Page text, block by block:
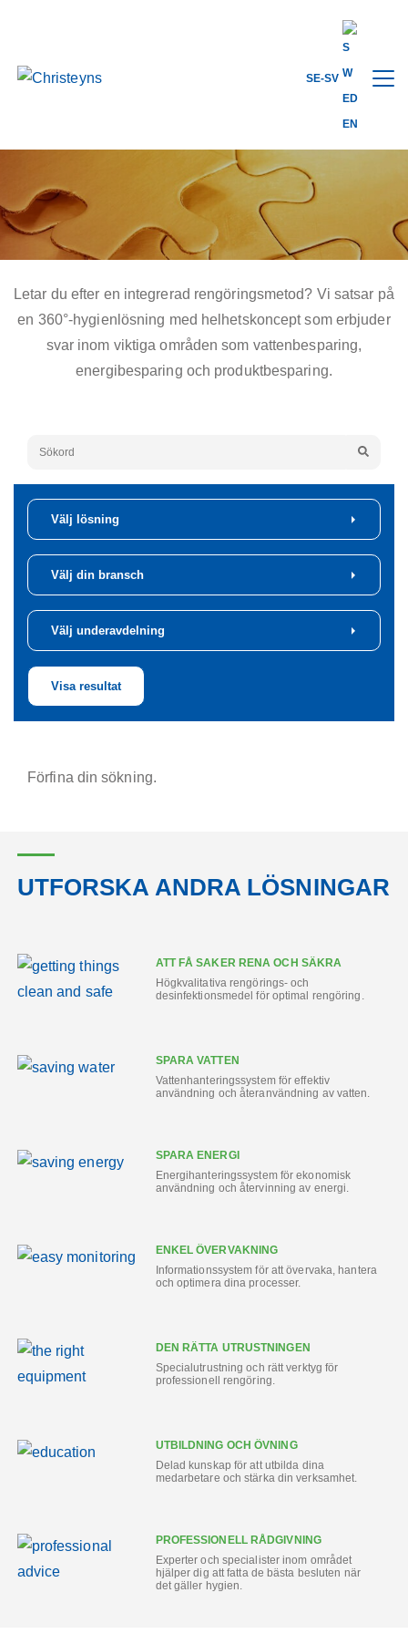
SE-SV
Home Lösningar
Letar du efter en integrerad rengöringsmetod? Vi satsar på
en 360°-hygienlösning med helhetskoncept som erbjuder
svar inom viktiga områden som vattenbesparing,
energibesparing och produktbesparing.
Sök på nyckelord
Välj lösning
Välj din bransch
Välj underavdelning
Visa resultat
Förfina din sökning.
UTFORSKA ANDRA LÖSNINGAR
ATT FÅ SAKER RENA OCH SÄKRA
Högkvalitativa rengörings- och
desinfektionsmedel för optimal rengöring.
SPARA VATTEN
Vattenhanteringssystem för effektiv
användning och återanvändning av vatten.
SPARA ENERGI
Energihanteringssystem för ekonomisk
användning och återvinning av energi.
ENKEL ÖVERVAKNING
Informationssystem för att övervaka, hantera
och optimera dina processer.
DEN RÄTTA UTRUSTNINGEN
Specialutrustning och rätt verktyg för
professionell rengöring.
UTBILDNING OCH ÖVNING
Delad kunskap för att utbilda dina
medarbetare och stärka din verksamhet.
PROFESSIONELL RÅDGIVNING
Experter och specialister inom området
hjälper dig att fatta de bästa besluten när
det gäller hygien.